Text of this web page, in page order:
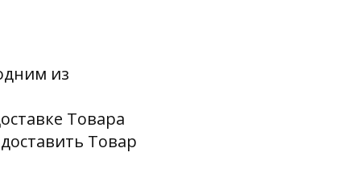
из
Товара
Товар